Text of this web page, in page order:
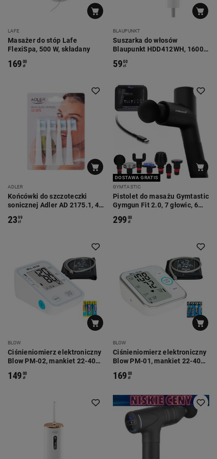
LAFE
Masażer do stóp Lafe
FlexiSpa, 500 W, składany
169 00
zł
BLAUPUNKT
Suszarka do włosów
Blaupunkt HDD412WH, 1600
5900
zł
ADLER
Końcówki do szczoteczki
sonicznej Adler AD 2175.1, 4
2399
zł
DOSTAWA GRATIS
GYMTASTIC
Pistolet do masażu Gymtastic
Gymgun Fit 2.0, 7 głowic, 6
299 00
zł
BLOW
Ciśnieniomierz elektroniczny
Blow PM-02, mankiet 22-40
149 00
zł
BLOW
Ciśnieniomierz elektroniczny
Blow PM-01, mankiet 22-40
169 00
zł